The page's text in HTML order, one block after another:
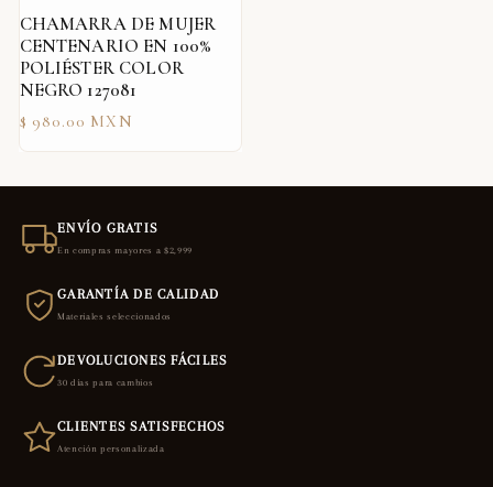
CHAMARRA DE MUJER
CENTENARIO EN 100%
POLIÉSTER COLOR
NEGRO 127081
Precio
habitual
$ 980.00 MXN
ENVÍO GRATIS
En compras mayores a $2,999
GARANTÍA DE CALIDAD
Materiales seleccionados
DEVOLUCIONES FÁCILES
30 días para cambios
CLIENTES SATISFECHOS
Atención personalizada